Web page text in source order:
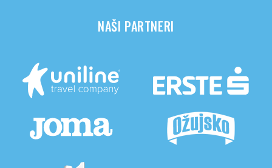
NAŠI PARTNERI